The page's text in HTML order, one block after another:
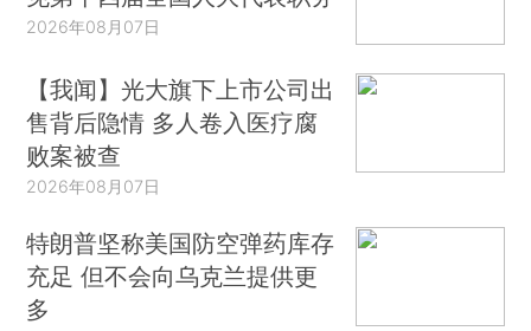
2026年08月07日
【我闻】光大旗下上市公司出
售背后隐情 多人卷入医疗腐
败案被查
2026年08月07日
特朗普坚称美国防空弹药库存
充足 但不会向乌克兰提供更
多